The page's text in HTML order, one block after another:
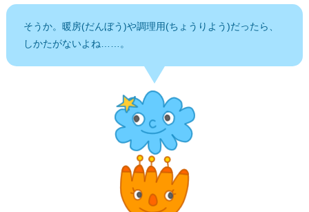
そうか。暖房(だんぼう)や調理用(ちょうりよう)だったら、
しかたがないよね……。